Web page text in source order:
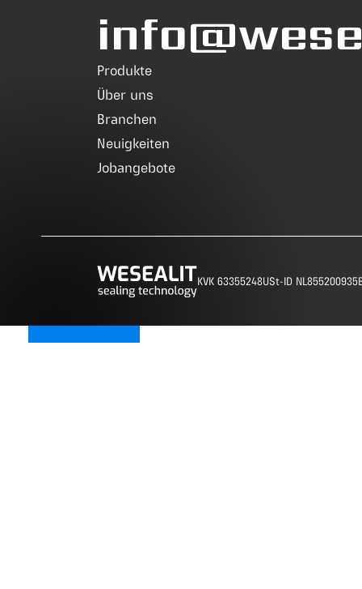
Produkte
Über uns
Branchen
Neuigkeiten
Jobangebote
KVK 63355248USt-ID